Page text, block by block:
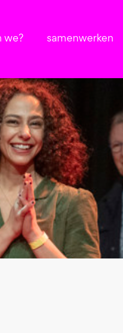
we? samenwerken